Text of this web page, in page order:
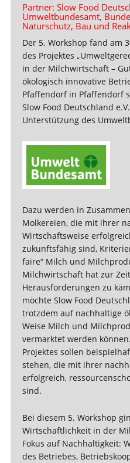
Partner: Slow Food
Umweltbundesamt,
Naturschutz, Bau und
Der 5. Workshop fand am
des Projektes
in der Milchwirtschaft –
ökologisch innovative
Pfaffendorf in Pfaffendorf
Slow Food Deutschland
Unterstützung des
Dazu werden in
Molkereien, die mit ihrer
Wirtschaftsweise
zukunftsfähig sind,
faire“ Milch und
Milchwirtschaft hat zur
Herausforderungen zu
möchte Slow Food
trotzdem auf nachhaltige
Weise Milch und
vermarktet werden
Projektes sollen
stehen, die mit ihrer
erfolgreich,
sind.
Bei diesem 5. Workshop
Wirtschaftlichkeit in der
Fokus auf Nachhaltigkeit:
des Betriebes,